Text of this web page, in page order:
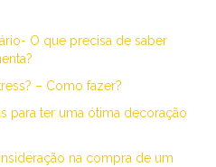
O que precisa de saber
– Como fazer?
para ter uma ótima decoração
na compra de um